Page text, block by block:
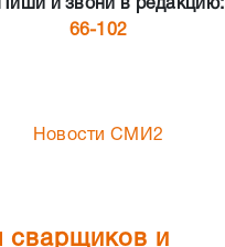
и звони в редакцию:
66-102
Новости СМИ2
сварщиков и